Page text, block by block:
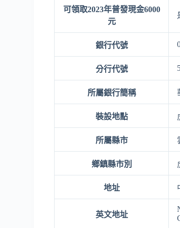
可領取2023年普發現金6000
元
銀行代號
分行代號
所屬銀行簡稱
裝設地點
所屬縣市
鄉鎮縣市別
地址
英文地址